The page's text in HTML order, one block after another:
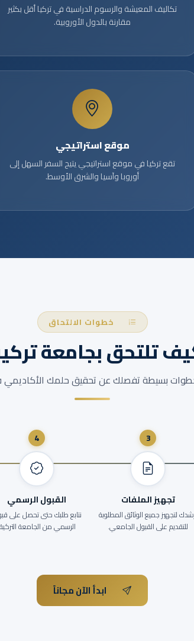
تكاليف المعيشة والرسوم الدراسية في تركيا أقل بكثير
مقارنة بالدول الأوروبية.
موقع استراتيجي
تقع تركيا في موقع استراتيجي يتيح السفر السهل إلى
أوروبا وآسيا والشرق الأوسط.
خطوات الالتحاق
تلتحق بجامعة
بسيطة تفصلك عن تحقيق حلمك الأكاديمي
3
تجهيز الملفات
لتجهيز جميع الوثائق المطلوبة
للتقديم على القبول الجامعي.
4
القبول الرسمي
نتابع طلبك حتى تحصل على
الرسمي من الجامعة
ابدأ الآن مجاناً